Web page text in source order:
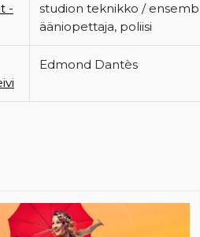
-
studion teknikko /
ääniopettaja, poliisi
Edmond Dantès